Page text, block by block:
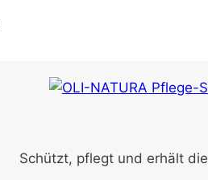
Schützt, pflegt und erhält